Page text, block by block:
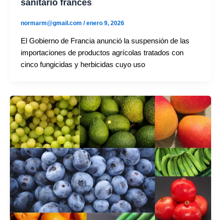
sanitario francés
normarm@gmail.com /enero 9, 2026
El Gobierno de Francia anunció la suspensión de las
importaciones de productos agrícolas tratados con
cinco fungicidas y herbicidas cuyo uso